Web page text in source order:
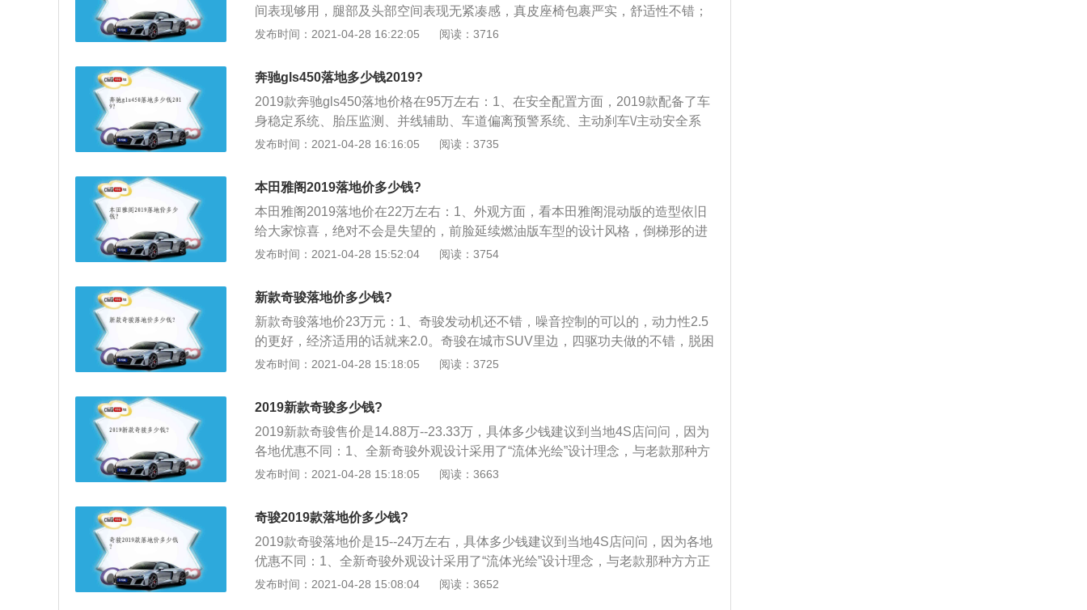
间表现够用，腿部及头部空间表现无紧凑感，真皮座椅包裹严实，舒适性不错；
车内储物格较为丰富，但行李箱容积较小，储物能力一般；2、内饰：内饰继承
用料不错，做工也比较精细；内饰色彩搭配比较多样，选择空间大；3、外观：
外观尺寸不大，但造型设计与同族车型的Q5较为相似，细节设计有新意，整车线
条流畅，前灯及尾灯造型受到了网友的好评；4、动力：搭载2.0TFSI发动机，起
步稳，提速快，网友评价“动力上一点问题也没有，过弯速度稍快些也没有多大问
题，转向很明确。”
发布时间：2021-04-28 16:22:05 阅读：3716
奔驰gls450落地多少钱2019?
2019款奔驰gls450落地价格在95万左右：1、在安全配置方面，2019款配备了车
身稳定系统、胎压监测、并线辅助、车道偏离预警系统、主动刹车\/主动安全系
统，高科技安全配置还是挺齐全的；2、该车定位大型SUV，它的车身尺寸为513
排头部气囊、前排侧气囊、副驾驶座安全气囊、膝部气囊，给你全方位的保护，
让你更放心、更省心；4、这款车全系标配了全景天窗，面积大、采光效果好，
假如你对天窗使用的频率比较高或者对通风采光的需求比较大，那这款车无疑能
满足你的要求。
发布时间：2021-04-28 16:16:05 阅读：3735
本田雅阁2019落地价多少钱?
本田雅阁2019落地价在22万左右：1、外观方面，看本田雅阁混动版的造型依旧
给大家惊喜，绝对不会是失望的，前脸延续燃油版车型的设计风格，倒梯形的进
气格栅与两侧上扬式LED大灯交接，具有很高的辨识度。侧面汽车线条非常流
8寸轮毂，车尾部分与前脸做到了很好的呼应，整体视觉上相当大气；2、内饰方
面，内饰与普通版本的雅阁相比，最大的变化就是换成了按钮式电子挡，这是区
分燃油版和混动版雅阁最主要的地方，别管车主怎么伪装外观，开门一看便知，
标配液晶仪表以及中控大屏幕，其余的造型与用料完和燃油版本全一致，内饰造
型与做工都是一流，本田的最高水平，只是中控让很多车友感觉很一般，甚至有
了SBW按键式电子换挡，后排座椅增设加热功能，并且支持后排乘客调节副驾座
椅，大大提升了乘坐舒适性。车身稳定系统、刹车辅助系统、紧急刹车警示辅
助、自动驻车、胎压监测等安全配置都根据具体车型有缩减；4、动力方面，配
险，从产品稳定性更好。并且全新雅阁的混动版使用的是一台2.0升的阿特金森发
牛米，最大功率可以达到158000瓦，也就是215马力。
发布时间：2021-04-28 15:52:04 阅读：3754
新款奇骏落地价多少钱?
新款奇骏落地价23万元：1、奇骏发动机还不错，噪音控制的可以的，动力性2.5
的更好，经济适用的话就来2.0。奇骏在城市SUV里边，四驱功夫做的不错，脱困
性较为优秀；2、主要看你使用地决定购买四驱还是两驱。如果以城市代步，偶
议上2.5的四驱版；3、2.0舒适版或2.5四驱豪华，性价比不错，这款车的发动机
质量稳定性是很不错的，油耗也比较低，以后在用车成本会比较低，保值率也比
较高。
发布时间：2021-04-28 15:18:05 阅读：3725
2019新款奇骏多少钱?
2019新款奇骏售价是14.88万--23.33万，具体多少钱建议到当地4S店问问，因为
各地优惠不同：1、全新奇骏外观设计采用了“流体光绘”设计理念，与老款那种方
方正正的硬汉风格相比有了很大的变化，整车线条动感流畅一气呵成；2、全新
度、宽度以及轴距均有所增加；3、新车的前脸采用全新的的圆润设计风格，高
配车型采用了LED远近光大灯及日间行车灯，大面积的镀铬装饰包围着大尺寸的
日产Logo标志，更凸显力量感；4、新款奇骏的车身线条较老款更为流畅动感，
尾部的设计比现款奇骏要简洁一些，大角度的后窗再加上尾门顶部的尾翼，动感
十足。
发布时间：2021-04-28 15:18:05 阅读：3663
奇骏2019款落地价多少钱?
2019款奇骏落地价是15--24万左右，具体多少钱建议到当地4S店问问，因为各地
优惠不同：1、全新奇骏外观设计采用了“流体光绘”设计理念，与老款那种方方正
正的硬汉风格相比有了很大的变化，整车线条动感流畅一气呵成；2、全新奇骏
发布时间：2021-04-28 15:08:04 阅读：3652